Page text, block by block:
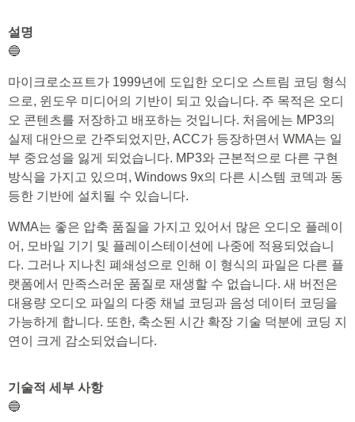
설명
🔵
마이크로소프트가 1999년에 도입한 오디오 스트림 코딩 형식
으로, 윈도우 미디어의 기반이 되고 있습니다. 주 목적은 오디
오 콘텐츠를 저장하고 배포하는 것입니다. 처음에는 MP3의
실제 대안으로 간주되었지만, ACC가 등장하면서 WMA는 일
부 중요성을 잃게 되었습니다. MP3와 근본적으로 다른 구현
방식을 가지고 있으며, Windows 9x의 다른 시스템 코덱과 동
등한 기반에 설치될 수 있습니다.
WMA는 좋은 압축 품질을 가지고 있어서 많은 오디오 플레이
어, 모바일 기기 및 플레이스테이션에 나중에 적용되었습니
다. 그러나 지나친 폐쇄성으로 인해 이 형식의 파일은 다른 플
랫폼에서 만족스러운 품질로 재생할 수 없습니다. 새 버전은
대용량 오디오 파일의 다중 채널 코딩과 음성 데이터 코딩을
가능하게 합니다. 또한, 축소된 시간 확장 기술 덕분에 코딩 지
연이 크게 감소되었습니다.
기술적 세부 사항
🔵